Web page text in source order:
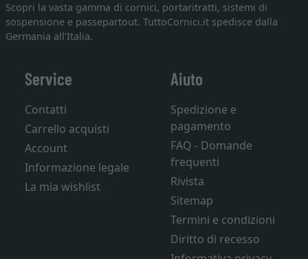
Scopri la vasta gamma di cornici, portaritratti, sistemi di
sospensione e passepartout. TuttoCornici.it spedisce dalla
Germania all'Italia.
Service
Contatti
Carrello acquisti
Account
Informazione legale
La mia wishlist
Aiuto
Spedizione e
pagamento
FAQ - Domande
frequenti
Rivista
Sitemap
Termini e condizioni
Diritto di recesso